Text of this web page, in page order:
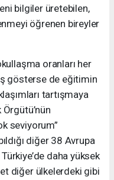
bilgiler üretebilen,
öğrenen bireyler
oranları her
gösterse de eğitimin
tartışmaya
Örgütü’nün
seviyorum”
diğer 38 Avrupa
daha yüksek
diğer ülkelerdeki gibi